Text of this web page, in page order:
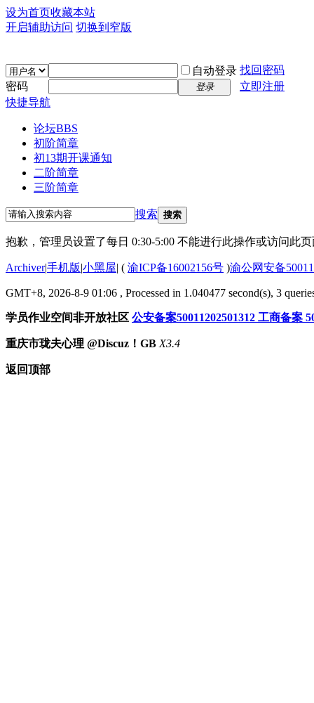
设为首页收藏本站
开启辅助访问 切换到窄版
自动登录 找回密码
密码
登录
立即注册
快捷导航
论坛BBS
初阶简章
初13期开课通知
二阶简章
三阶简章
搜索 搜索
抱歉，管理员设置了每日 0:30-5:00 不能进行此操作或访问此
Archiver|手机版|小黑屋| ( 渝ICP备16002156号 )渝公网安备
GMT+8, 2026-8-9 01:06 , Processed in 1.040477 second(s), 3
学员作业空间非开放社区 公安备案50011202501312 工商备案
重庆市珑夫心理 @Discuz！GB X3.4
返回顶部